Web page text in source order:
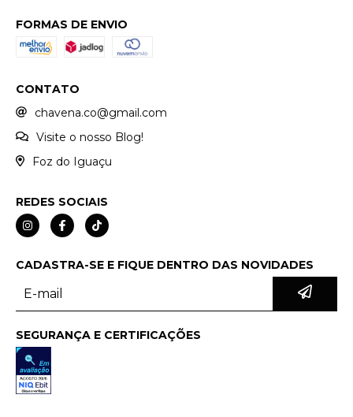
FORMAS DE ENVIO
CONTATO
chavena.co@gmail.com
Visite o nosso Blog!
Foz do Iguaçu
REDES SOCIAIS
CADASTRA-SE E FIQUE DENTRO DAS NOVIDADES
SEGURANÇA E CERTIFICAÇÕES